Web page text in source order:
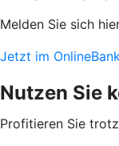
Melden Sie sich
Jetzt im
Nutzen Sie
Profitieren Sie